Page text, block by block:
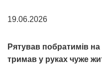
19.06.2026
Рятував побратимів
тримав у руках чуже